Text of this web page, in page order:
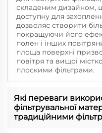
складеним дизайном,
доступну для
дозволяє створити
покращуючи його
полен і інших
площа поверхні
повітря та вищої
плоскими фільтрами.
Які переваги
фільтрувальної
традиційними